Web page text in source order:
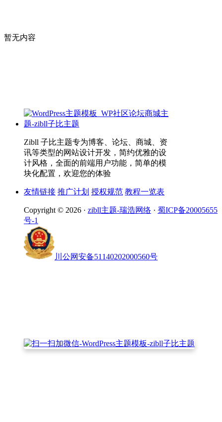
暂无内容
Zibll 子比主题专为博客、论坛、商城、资
讯等类型的网站设计开发，简约优雅的设
计风格，全面的前端用户功能，简单的模
块化配置，欢迎您的体验
友情链接 推广计划 授权规范 教程一览表
Copyright © 2026 · zibll主题-瑞浩网络 · 蜀ICP备20005655
号-1
川公网安备51140202000560号